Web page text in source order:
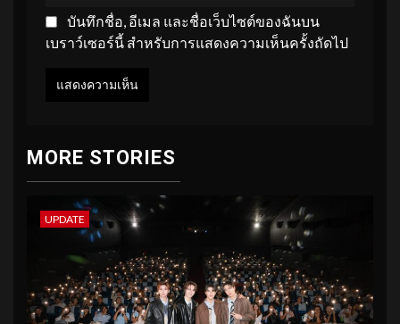
บันทึกชื่อ, อีเมล และชื่อเว็บไซต์ของฉันบน
เบราว์เซอร์นี้ สำหรับการแสดงความเห็นครั้งถัดไป
MORE STORIES
UPDATE